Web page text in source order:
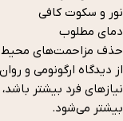
نور و سکوت کافی
دمای مطلوب
حذف مزاحمت‌های محیط
از دیدگاه ارگونومی و
نیازهای فرد بیشتر
بیشتر می‌شود.